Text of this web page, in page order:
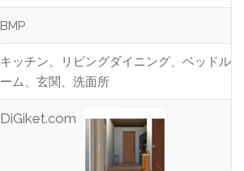
BMP
キッチン、リビングダイニング、ベッドル
ーム、玄関、洗面所
DiGiket.com